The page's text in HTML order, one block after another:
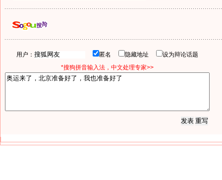
用户： 匿名 隐藏地址
设为辩论话题
*搜狗拼音输入法，中文处理专家>>